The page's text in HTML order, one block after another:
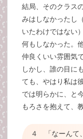
結局、そのクラス
みはしなかったし
いたわけではない
何もしなかった。
仲良くいい雰囲気
しかし、誰の目に
ても、やはり私は
では明らかに、と
もろさを抱えて、
４ 「なーんて